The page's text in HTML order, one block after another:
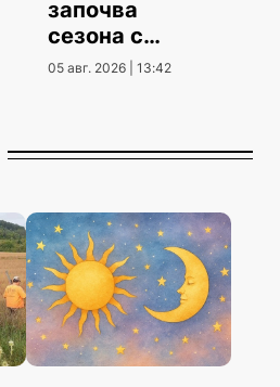
започва
сезона с
гостуване
05 авг. 2026 | 13:42